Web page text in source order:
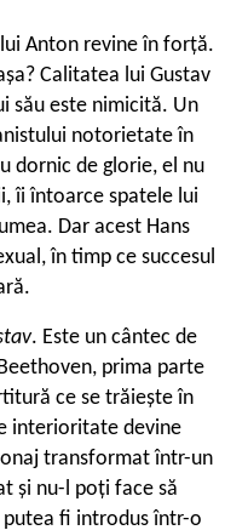
Anton revine în forță.
Calitatea lui Gustav
său este nimicită. Un
notorietate în
dornic de glorie, el nu
îi întoarce spatele lui
Dar acest Hans
în timp ce succesul
. Este un cântec de
prima parte
ce se trăiește în
interioritate devine
transformat într-un
și nu-l poți face să
fi introdus într-o